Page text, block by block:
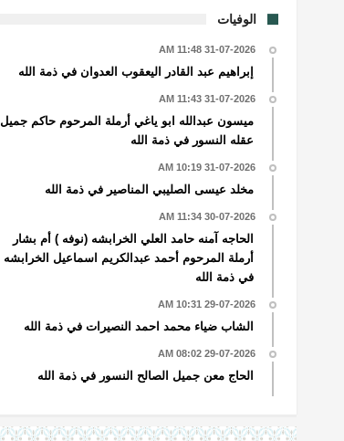
الوفيات
31-07-2026 11:48 AM
إبراهيم عبد القادر اليعقوب العدوان في ذمة الله
31-07-2026 11:43 AM
ميسون عبدالله ابو ياغي أرملة المرحوم حاكم جميل
عقله النسور في ذمة الله
31-07-2026 10:19 AM
مخلد عيسى الصليبي المناصير في ذمة الله
30-07-2026 11:34 AM
الحاجه آمنه حامد العلي الخرابشه (نوفه ) أم بشار
أرملة المرحوم أحمد عبدالكريم اسماعيل الخرابشه
في ذمة الله
29-07-2026 10:31 AM
الشاب ضياء محمد احمد النصيرات في ذمة الله
29-07-2026 08:02 AM
الحاج معن جميل الصالح النسور في ذمة الله